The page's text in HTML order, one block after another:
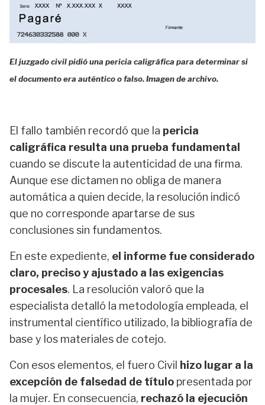
El juzgado civil pidió una pericia caligráfica para determinar si
el documento era auténtico o falso. Imagen de archivo.
El fallo también recordó que la pericia
caligráfica resulta una prueba fundamental
cuando se discute la autenticidad de una firma.
Aunque ese dictamen no obliga de manera
automática a quien decide, la resolución indicó
que no corresponde apartarse de sus
conclusiones sin fundamentos.
En este expediente, el informe fue considerado
claro, preciso y ajustado a las exigencias
procesales. La resolución valoró que la
especialista detalló la metodología empleada, el
instrumental científico utilizado, la bibliografía de
base y los materiales de cotejo.
Con esos elementos, el fuero Civil hizo lugar a la
excepción de falsedad de título presentada por
la mujer. En consecuencia, rechazó la ejecución